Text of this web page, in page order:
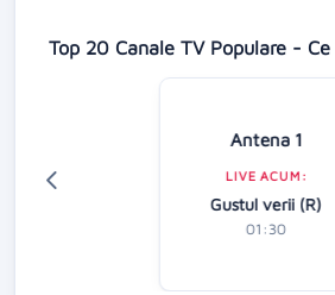
Top 20 Canale TV Populare -
Antena 1
LIVE ACUM:
Gustul verii (R)
01:30